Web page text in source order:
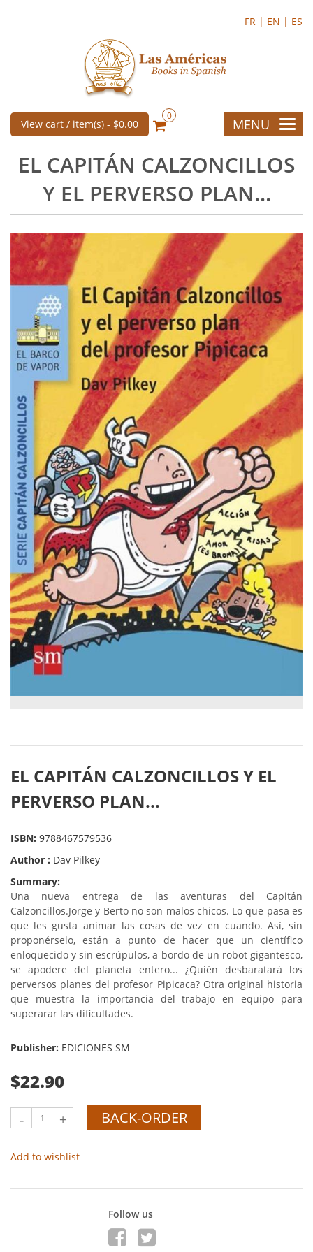
FR | EN | ES
View cart / item(s) - $0.00
0
MENU
EL CAPITÁN CALZONCILLOS
Y EL PERVERSO PLAN...
EL CAPITÁN CALZONCILLOS Y EL
PERVERSO PLAN...
ISBN: 9788467579536
Author : Dav Pilkey
Summary:
Una nueva entrega de las aventuras del Capitán
Calzoncillos.Jorge y Berto no son malos chicos. Lo que pasa es
que les gusta animar las cosas de vez en cuando. Así, sin
proponérselo, están a punto de hacer que un científico
enloquecido y sin escrúpulos, a bordo de un robot gigantesco,
se apodere del planeta entero... ¿Quién desbaratará los
perversos planes del profesor Pipicaca? Otra original historia
que muestra la importancia del trabajo en equipo para
superarar las dificultades.
Publisher: EDICIONES SM
$22.90
- + BACK-ORDER
Add to wishlist
Follow us